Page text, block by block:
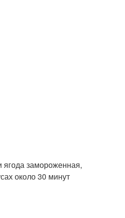
ягода замороженная,
около 30 минут